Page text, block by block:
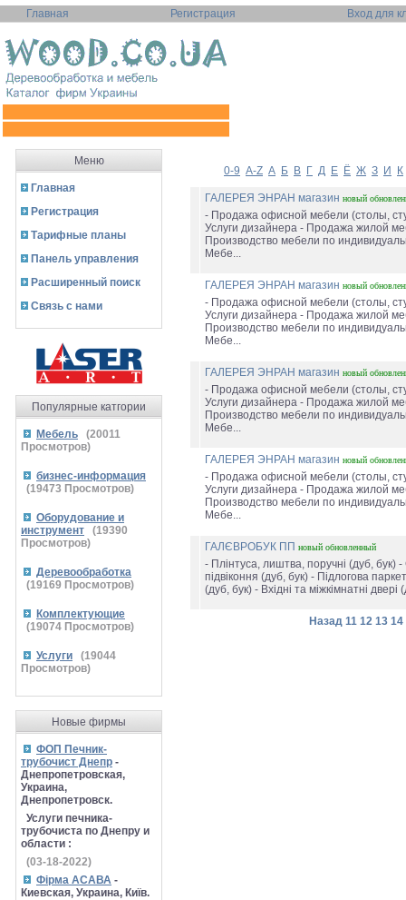
Главная Регистрация Вход для
Меню
Главная
Регистрация
Тарифные планы
Панель управления
Расширенный поиск
Связь с нами
Популярные катгории
Мебель (20011
Просмотров)
бизнес-информация
(19473 Просмотров)
Оборудование и
инструмент
(19390
Просмотров)
Деревообработка
(19169 Просмотров)
Комплектующие
(19074 Просмотров)
Услуги (19044
Просмотров)
Новые фирмы
ФОП Печник-
трубочист Днепр -
Днепропетровская,
Украина,
Днепропетровск.
Услуги печника-
трубочиста по Днепру и
области :
(03-18-2022)
Фірма АСАВА -
Киевская, Украина, Київ.
0-9 A-Z А Б В Г Д Е Ё Ж З И К
ГАЛЕРЕЯ ЭНРАН магазин новый
- Продажа офисной мебели (столы,
Услуги дизайнера - Продажа жилой
Производство мебели по
Мебе...
ГАЛЕРЕЯ ЭНРАН магазин новый
- Продажа офисной мебели (столы,
Услуги дизайнера - Продажа жилой
Производство мебели по
Мебе...
ГАЛЕРЕЯ ЭНРАН магазин новый
- Продажа офисной мебели (столы,
Услуги дизайнера - Продажа жилой
Производство мебели по
Мебе...
ГАЛЕРЕЯ ЭНРАН магазин новый
- Продажа офисной мебели (столы,
Услуги дизайнера - Продажа жилой
Производство мебели по
Мебе...
ГАЛЄВРОБУК ПП новый обновленный
- Плінтуса, лиштва, поручні (дуб, бук)
підвіконня (дуб, бук) - Підлогова
(дуб, бук) - Вхідні та міжкімнатні двері
Назад 11 12 13 14